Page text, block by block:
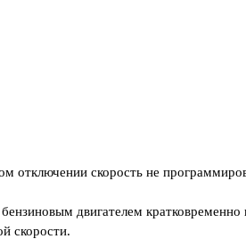
отключении скорость не
двигателем
скорости.